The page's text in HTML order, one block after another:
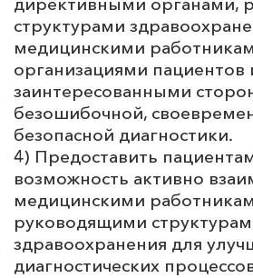
структурами
медицинскими
организациями пациентов
заинтересованными
безошибочной,
безопасной диагностики.
4) Предоставить
возможность активно
медицинскими
руководящими
здравоохранения для
диагностических